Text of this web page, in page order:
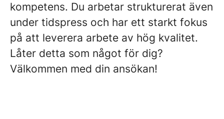
kompetens. Du arbetar strukturerat även
under tidspress och har ett starkt fokus
på att leverera arbete av hög kvalitet.
Låter detta som något för dig?
Välkommen med din ansökan!